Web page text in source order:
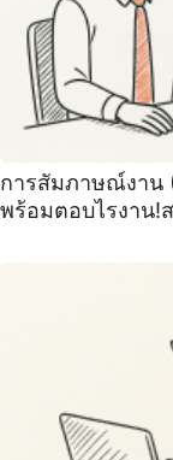
การสัมภาษณ์งาน
พร้อมตอบไรงาน!ส